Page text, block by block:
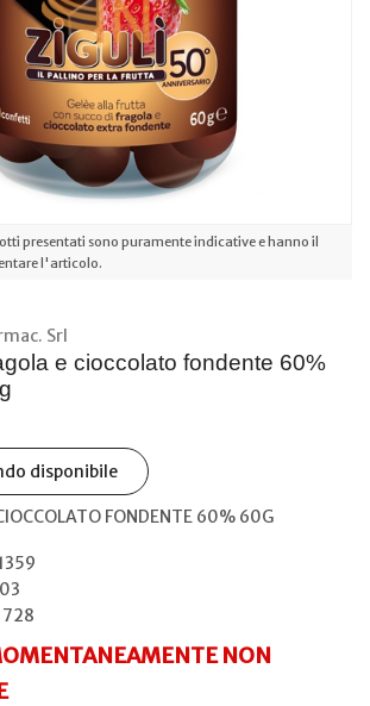
presentati sono puramente indicative e hanno il
l'articolo.
Srl
e cioccolato fondente 60%
disponibile
FONDENTE 60% 60G
NON